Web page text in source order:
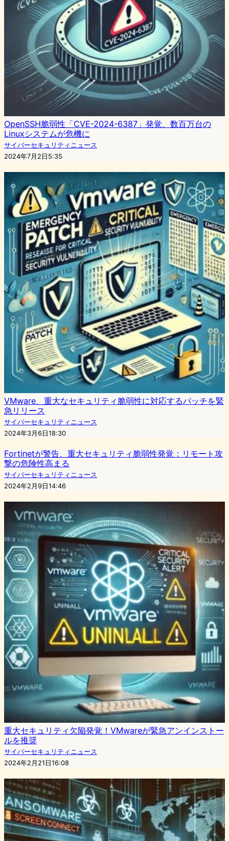
OpenSSH脆弱性「CVE-2024-6387」発覚、数百万台の
Linuxシステムが危機に
サイバーセキュリティニュース
2024年7月2日5:35
VMware、重大なセキュリティ脆弱性に対応するパッチを緊
急リリース
サイバーセキュリティニュース
2024年3月6日18:30
Fortinetが警告、重大セキュリティ脆弱性発覚：リモート攻
撃の危険性高まる
サイバーセキュリティニュース
2024年2月9日14:46
重大セキュリティ欠陥発覚！VMwareが緊急アンインストー
ルを推奨
サイバーセキュリティニュース
2024年2月21日16:08